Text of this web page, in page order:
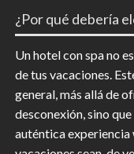
¿Por qué debería
Un hotel con spa no
de tus vacaciones.
general, más allá de
desconexión, sino
auténtica experiencia